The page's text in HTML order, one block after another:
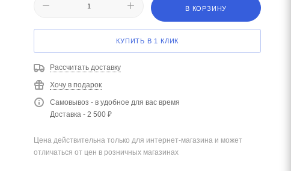
В КОРЗИНУ
КУПИТЬ В 1 КЛИК
Рассчитать доставку
Хочу в подарок
Самовывоз - в удобное для вас время
Доставка - 2 500 ₽
Цена действительна только для интернет-магазина и может
отличаться от цен в розничных магазинах